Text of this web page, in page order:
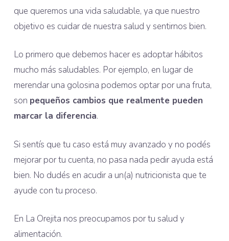
que queremos una vida saludable, ya que nuestro
objetivo es cuidar de nuestra salud y sentirnos bien.
Lo primero que debemos hacer es adoptar hábitos
mucho más saludables. Por ejemplo, en lugar de
merendar una golosina podemos optar por una fruta,
son pequeños cambios que realmente pueden
marcar la diferencia.
Si sentís que tu caso está muy avanzado y no podés
mejorar por tu cuenta, no pasa nada pedir ayuda está
bien. No dudés en acudir a un(a) nutricionista que te
ayude con tu proceso.
En La Orejita nos preocupamos por tu salud y
alimentación.